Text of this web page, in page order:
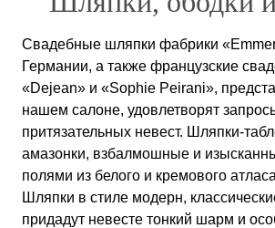
Свадебные шляпки фабрики
Германии, а также французские
«Dejean» и «Sophie Peirani»,
нашем салоне, удовлетворят
притязательных невест. Шляпки-
амазонки, взбалмошные и
полями из белого и кремового
Шляпки в стиле модерн,
придадут невесте тонкий шарм и